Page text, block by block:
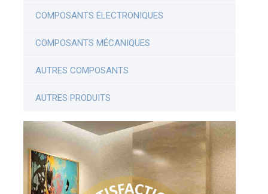
COMPOSANTS ÉLECTRONIQUES
COMPOSANTS MÉCANIQUES
AUTRES COMPOSANTS
AUTRES PRODUITS